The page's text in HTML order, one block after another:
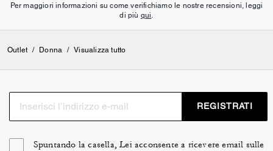
Per maggiori informazioni su come verifichiamo le nostre recensioni, leggi
di più qui
Outlet / Donna / Visualizza tutto
REGISTRATI
Spuntando la casella, Lei acconsente a ricevere email sulle